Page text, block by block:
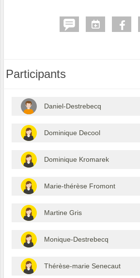
Participants
Daniel-Destrebecq
Dominique Decool
Dominique Kromarek
Marie-thérèse Fromont
Martine Gris
Monique-Destrebecq
Thérèse-marie Senecaut